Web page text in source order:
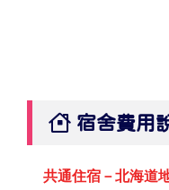
宿舍費用
共通住宿－北海道